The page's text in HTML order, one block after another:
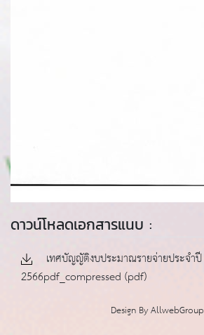
ดาวน์โหลดเอกสารแนบ :
เทศบัญญัติงบประมาณรายจ่ายประจำปี
2566pdf_compressed (pdf)
Design ByAllwebGroup